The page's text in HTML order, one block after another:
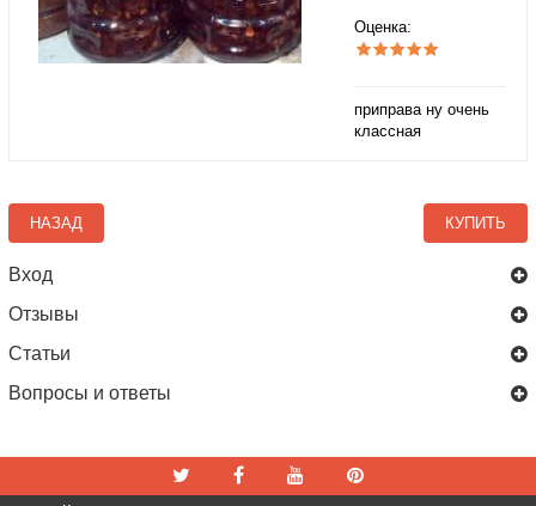
Оценка:
приправа ну очень
классная
КУПИТЬ
НАЗАД
Вход
Отзывы
Статьи
Вопросы и ответы